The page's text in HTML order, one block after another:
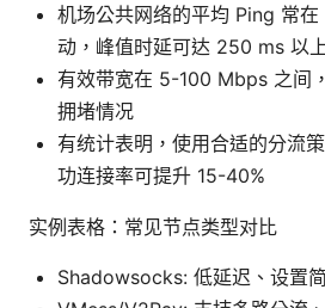
机场公共网络的平均 Ping 常
动，峰值时延可达 250 ms 以上
有效带宽在 5-100 Mbps 之间
拥堵情况
有统计表明，使用合适的分流
功连接率可提升 15-40%
实例表格：常见节点类型对比
Shadowsocks: 低延迟、设置